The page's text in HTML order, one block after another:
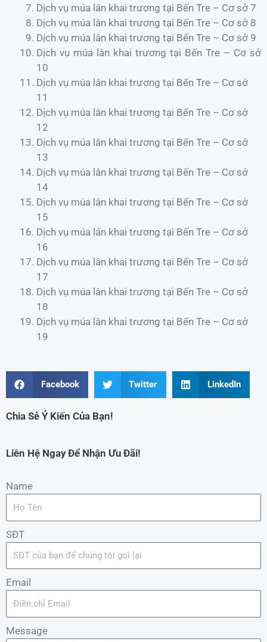
Dịch vụ múa lân khai trương tại Bến Tre – Cơ sở 7
Dịch vụ múa lân khai trương tại Bến Tre – Cơ sở 8
Dịch vụ múa lân khai trương tại Bến Tre – Cơ sở 9
Dịch vụ múa lân khai trương tại Bến Tre – Cơ sở
10
Dịch vụ múa lân khai trương tại Bến Tre – Cơ sở
11
Dịch vụ múa lân khai trương tại Bến Tre – Cơ sở
12
Dịch vụ múa lân khai trương tại Bến Tre – Cơ sở
13
Dịch vụ múa lân khai trương tại Bến Tre – Cơ sở
14
Dịch vụ múa lân khai trương tại Bến Tre – Cơ sở
15
Dịch vụ múa lân khai trương tại Bến Tre – Cơ sở
16
Dịch vụ múa lân khai trương tại Bến Tre – Cơ sở
17
Dịch vụ múa lân khai trương tại Bến Tre – Cơ sở
18
Dịch vụ múa lân khai trương tại Bến Tre – Cơ sở
19
Facebook Twitter LinkedIn
Chia Sẻ Ý Kiến Của Bạn!
Liên Hệ Ngay Để Nhận Ưu Đãi!
Name
SĐT
Email
Message